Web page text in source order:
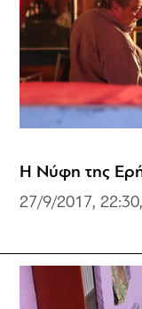
Η Νύφη της
27/9/2017,